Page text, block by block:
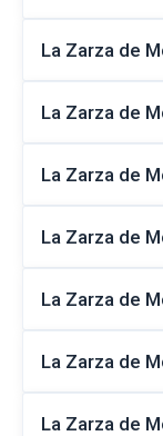
La Zarza de
La Zarza de
La Zarza de
La Zarza de
La Zarza de